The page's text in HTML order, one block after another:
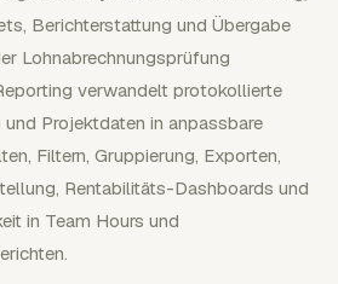
Berichterstattung und Übergabe
Lohnabrechnungsprüfung
verwandelt protokollierte
Projektdaten in anpassbare
Filtern, Gruppierung, Exporten,
Rentabilitäts-Dashboards und
in Team Hours und